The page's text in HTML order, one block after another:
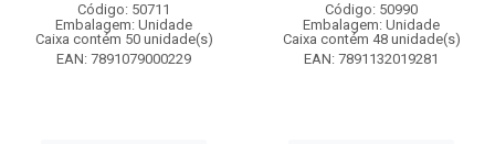
Código: 50711
Embalagem: Unidade
Caixa contém 50 unidade(s)
EAN: 7891079000229
Código: 50990
Embalagem: Unidade
Caixa contém 48 unidade(s)
EAN: 7891132019281